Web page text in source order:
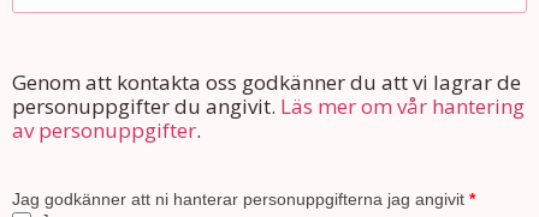
Genom att kontakta oss godkänner du att vi lagrar de
personuppgifter du angivit. Läs mer om vår hantering
av personuppgifter.
Jag godkänner att ni hanterar personuppgifterna jag angivit *